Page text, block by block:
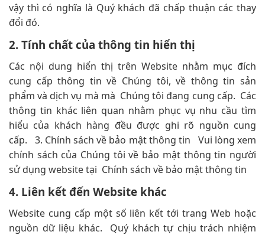
vậy thì có nghĩa là Quý khách đã chấp thuận các thay
đổi đó.
2. Tính chất của thông tin hiển thị
Các nội dung hiển thị trên Website nhằm mục đích
cung cấp thông tin về Chúng tôi, về thông tin sản
phẩm và dịch vụ mà mà Chúng tôi đang cung cấp. Các
thông tin khác liên quan nhằm phục vụ nhu cầu tìm
hiểu của khách hàng đều được ghi rõ nguồn cung
cấp. 3. Chính sách về bảo mật thông tin Vui lòng xem
chính sách của Chúng tôi về bảo mật thông tin người
sử dụng website tại Chính sách về bảo mật thông tin
4. Liên kết đến Website khác
Website cung cấp một số liên kết tới trang Web hoặc
nguồn dữ liệu khác. Quý khách tự chịu trách nhiệm